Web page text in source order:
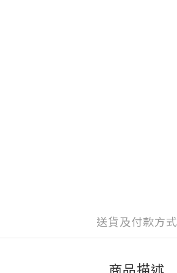
送貨及付款方式
商品描述